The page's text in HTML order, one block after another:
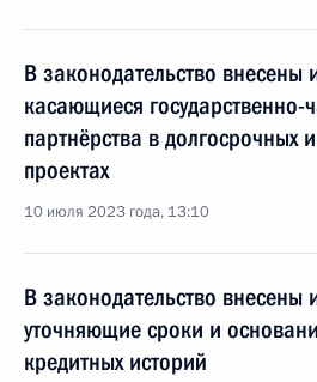
В законодательство внесены
касающиеся государственно-
партнёрства в долгосрочных
проектах
10 июля 2023 года, 13:10
В законодательство внесены
уточняющие сроки и
кредитных историй